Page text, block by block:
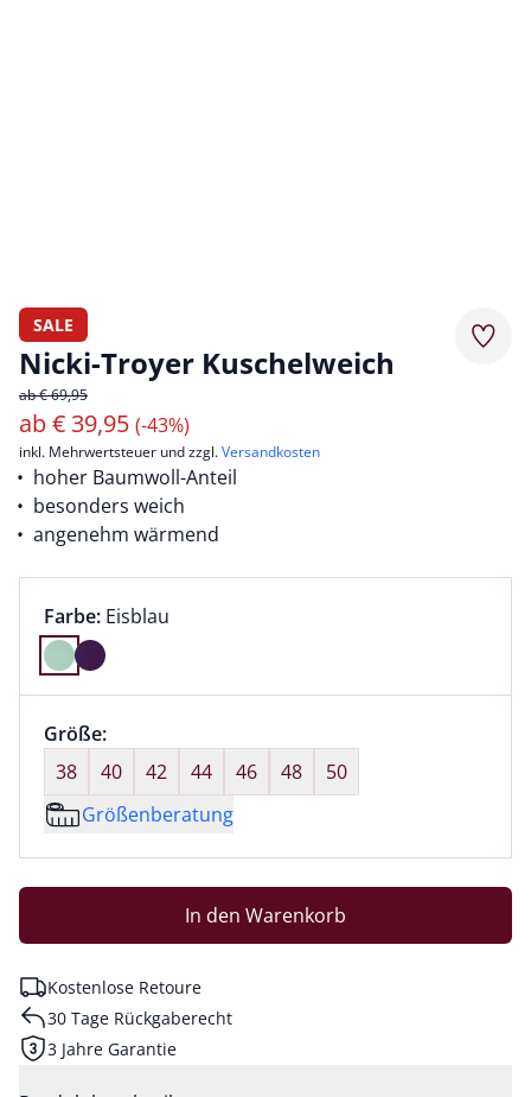
SALE
Nicki-Troyer Kuschelweich
ab € 69,95
ab€ 39,95 (-43%)
inkl. Mehrwertsteuer und zzgl.Versandkosten
hoher Baumwoll-Anteil
besonders weich
angenehm wärmend
Farbauswahl:
Farbe: aktuell ausgewählt:
Eisblau
Farbe Eisblau ausgewählt
Größenauswahl:
Größe:nichts ausgewählt
38
40 42 44 46 48
50
Größenberatung
In den Warenkorb
Kostenlose Retoure
30 Tage Rückgaberecht
3 Jahre Garantie